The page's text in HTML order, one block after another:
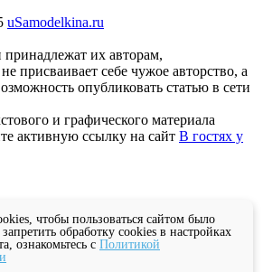
uSamodelkina.ru
их авторам,
присваивает себе чужое авторство, а
опубликовать статью в сети
и графического материала
активную ссылку на сайт В гостях у
чтобы пользоваться сайтом было
обработку cookies в настройках
ознакомьтесь с Политикой